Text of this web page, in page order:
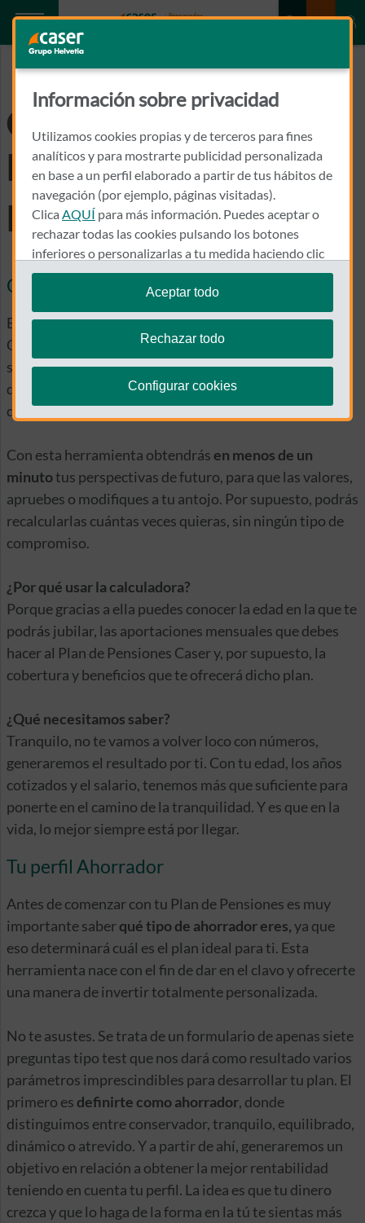
Caser.es CALCULA PLAN DE PENSIONES
Calcula tu Plan de
Pensiones
personalizado
Calculadora de Pensiones
Estás ante el primer paso para planificar tu futuro.
Queremos que conozcas, optimices y asegures tu
situación económica al finalizar tu vida laboral, porque
después de años y años trabajando, mereces disfrutar
de la jubilación sin preocuparte por el bolsillo.
Con esta herramienta obtendrás en menos de un
minutotus perspectivas de futuro, para que las valores,
apruebes o modifiques a tu antojo. Por supuesto, podrás
recalcularlas cuántas veces quieras, sin ningún tipo de
compromiso.
¿Por qué usar la calculadora?
Porque gracias a ella puedes conocer la edad en la que te
podrás jubilar, las aportaciones mensuales que debes
hacer al Plan de Pensiones Caser y, por supuesto, la
cobertura y beneficios que te ofrecerá dicho plan.
¿Qué necesitamos saber?
Tranquilo, no te vamos a volver loco con números,
generaremos el resultado por ti. Con tu edad, los años
cotizados y el salario, tenemos más que suficiente para
ponerte en el camino de la tranquilidad. Y es que en la
vida, lo mejor siempre está por llegar.
Tu perfil Ahorrador
Antes de comenzar con tu Plan de Pensiones es muy
importante saberqué tipo de ahorrador eres,ya que
eso determinará cuál es el plan ideal para ti. Esta
herramienta nace con el fin de dar en el clavo y ofrecerte
una manera de invertir totalmente personalizada.
No te asustes. Se trata de un formulario de apenas siete
preguntas tipo test que nos dará como resultado varios
parámetros imprescindibles para desarrollar tu plan. El
primero es definirte como ahorrador, donde
distinguimos entre conservador, tranquilo, equilibrado,
dinámico o atrevido. Y a partir de ahí, generaremos un
objetivo en relación a obtener la mejor rentabilidad
teniendo en cuenta tu perfil. La idea es que tu dinero
crezca y que lo haga de la forma en la tú te sientas más
Información sobre privacidad
Utilizamos cookies propias y de terceros para fines
analíticos y para mostrarte publicidad personalizada
en base a un perfil elaborado a partir de tus hábitos de
navegación (por ejemplo, páginas visitadas).
Clica AQUÍ para más información. Puedes aceptar o
rechazar todas las cookies pulsando los botones
inferiores o personalizarlas a tu medida haciendo clic
en"configurar cookies".
Te recordamos que puedes modificar tus ajustes de
cookies en cualquier momento en la sección
Aceptar todo
Rechazar todo
Configurar cookies